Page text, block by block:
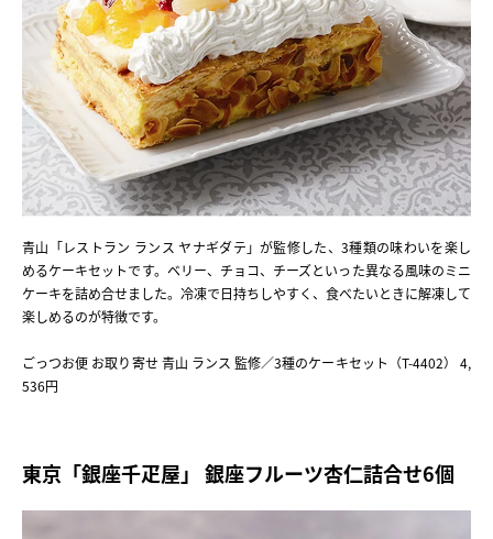
青山「レストラン ランス ヤナギダテ」が監修した、3種類の味わいを楽し
めるケーキセットです。ベリー、チョコ、チーズといった異なる風味のミニ
ケーキを詰め合せました。冷凍で日持ちしやすく、食べたいときに解凍して
楽しめるのが特徴です。
ごっつお便 お取り寄せ 青山 ランス 監修／3種のケーキセット（T-4402） 4,
536円
東京「銀座千疋屋」 銀座フルーツ杏仁詰合せ6個